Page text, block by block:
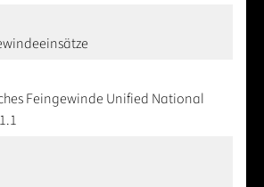
Feingewinde Unified National